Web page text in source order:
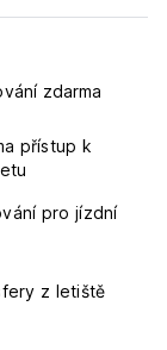
zdarma
přístup k
pro jízdní
z letiště